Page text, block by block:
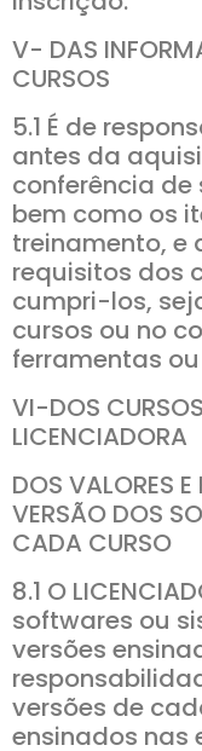
V- DAS
CURSOS
5.1 É de
antes da
conferência
bem como os
treinamento, e
requisitos dos
cumpri-los,
cursos ou no
ferramentas
VI-DOS
LICENCIADORA
DOS VALORES
VERSÃO DOS
CADA CURSO
8.1 O
softwares ou
versões
versões de
ensinados nas